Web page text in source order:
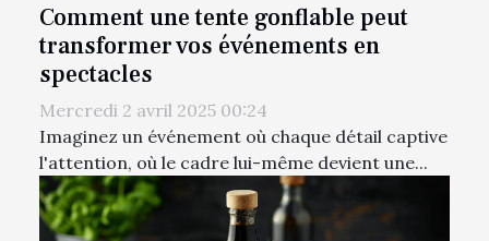
Comment une tente gonflable peut
transformer vos événements en
spectacles
Mercredi 2 avril 2025 00:24
Imaginez un événement où chaque détail captive
l'attention, où le cadre lui-même devient une...